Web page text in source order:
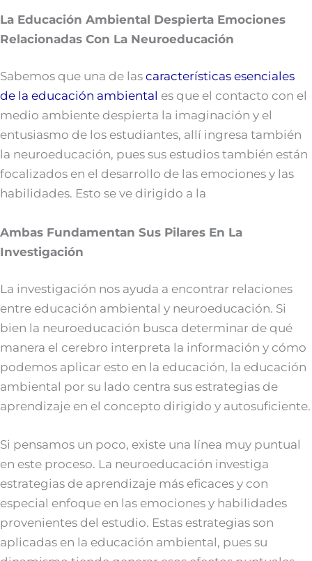
La Educación Ambiental Despierta Emociones
Relacionadas Con La Neuroeducación
Sabemos que una de las características esenciales
de la educación ambiental es que el contacto con el
medio ambiente despierta la imaginación y el
entusiasmo de los estudiantes, allí ingresa también
la neuroeducación, pues sus estudios también están
focalizados en el desarrollo de las emociones y las
habilidades. Esto se ve dirigido a la
Ambas Fundamentan Sus Pilares En La
Investigación
La investigación nos ayuda a encontrar relaciones
entre educación ambiental y neuroeducación. Si
bien la neuroeducación busca determinar de qué
manera el cerebro interpreta la información y cómo
podemos aplicar esto en la educación, la educación
ambiental por su lado centra sus estrategias de
aprendizaje en el concepto dirigido y autosuficiente.
Si pensamos un poco, existe una línea muy puntual
en este proceso. La neuroeducación investiga
estrategias de aprendizaje más eficaces y con
especial enfoque en las emociones y habilidades
provenientes del estudio. Estas estrategias son
aplicadas en la educación ambiental, pues su